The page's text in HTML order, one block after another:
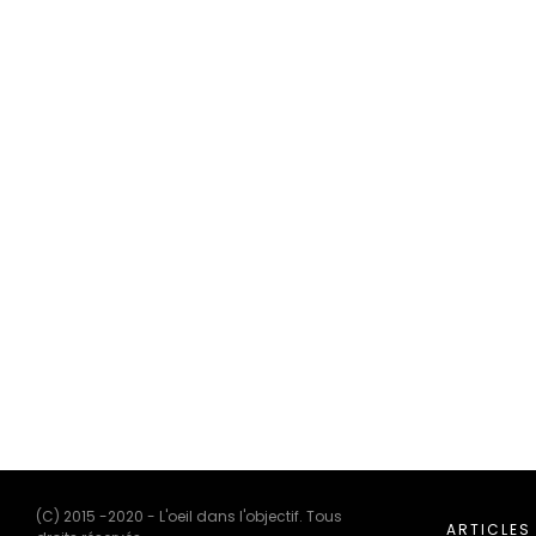
(C) 2015 -2020 - L'oeil dans l'objectif. Tous
ARTICLES